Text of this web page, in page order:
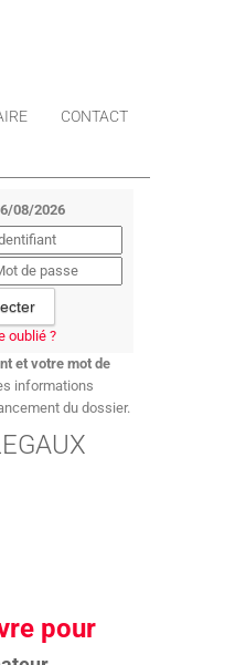
CONTACT
08/2026
oublié ?
et votre mot de
informations
du dossier.
pour